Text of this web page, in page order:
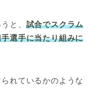
と、 試合でスクラム
選手に当たり組みに
れているかのような